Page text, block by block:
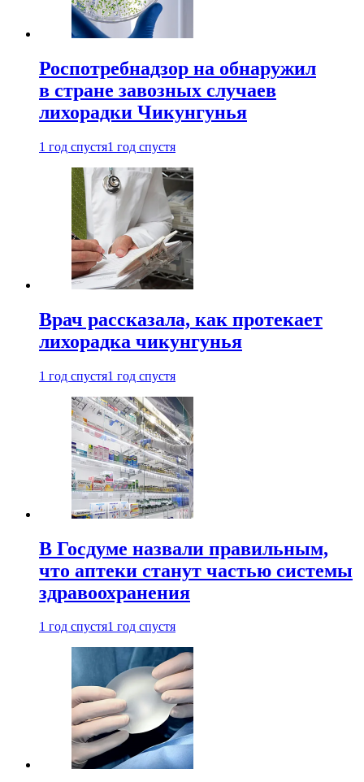
Роспотребнадзор на обнаружил
в стране завозных случаев
лихорадки Чикунгунья
1 год спустя1 год спустя
Врач рассказала, как протекает
лихорадка чикунгунья
1 год спустя1 год спустя
В Госдуме назвали правильным,
что аптеки станут частью системы
здравоохранения
1 год спустя1 год спустя